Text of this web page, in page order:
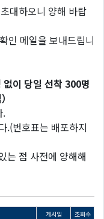
대하오니 양해 바랍
인 메일을 보내드립니
없이 당일 선착 300명
）
.
.(번호표는 배포하지
는 점 사전에 양해해
게시일 조회수